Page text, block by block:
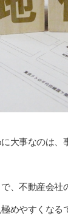
大事なのは、
、不動産会社
めやすくなる